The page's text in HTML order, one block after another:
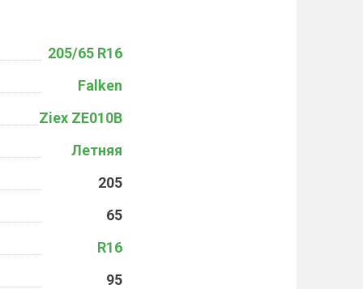
205/65 R16
Falken
Ziex ZE010B
Летняя
205
65
R16
95